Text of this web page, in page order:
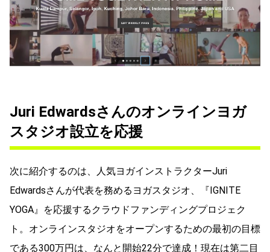
Juri Edwardsさんのオンラインヨガ
スタジオ設立を応援
次に紹介するのは、人気ヨガインストラクターJuri
Edwardsさんが代表を務めるヨガスタジオ、『IGNITE
YOGA』を応援するクラウドファンディングプロジェク
ト。オンラインスタジオをオープンするための最初の目標
である300万円は、なんと開始22分で達成！現在は第二目